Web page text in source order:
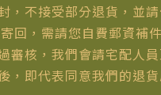
不接受部分退貨，並
回，需請您自費郵資補
核，我們會請宅配人
即代表同意我們的退